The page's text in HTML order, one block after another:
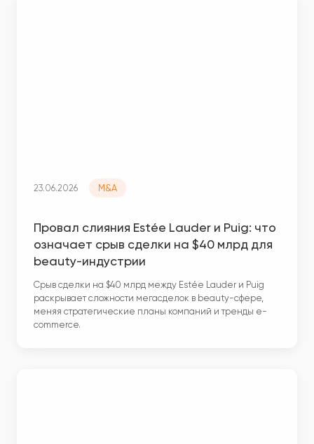
23.06.2026 M&A
Провал слияния Estée Lauder и Puig: что
означает срыв сделки на $40 млрд для
beauty-индустрии
Срыв сделки на $40 млрд между Estée Lauder и Puig
раскрывает сложности мегасделок в beauty-сфере,
меняя стратегические планы компаний и тренды e-
commerce.